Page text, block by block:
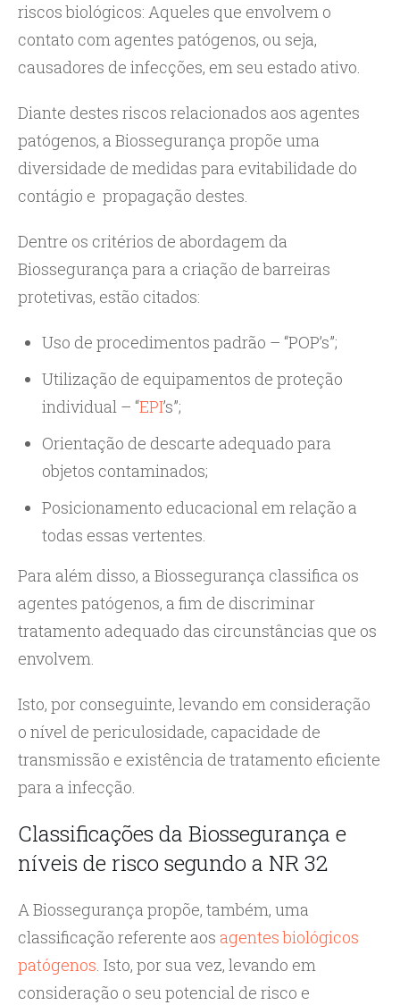
riscos biológicos: Aqueles que envolvem o
contato com agentes patógenos, ou seja,
causadores de infecções, em seu estado ativo.
Diante destes riscos relacionados aos agentes
patógenos, a Biossegurança propõe uma
diversidade de medidas para evitabilidade do
contágio e propagação destes.
Dentre os critérios de abordagem da
Biossegurança para a criação de barreiras
protetivas, estão citados:
Uso de procedimentos padrão – “POP’s”;
Utilização de equipamentos de proteção
individual – “EPI’s”;
Orientação de descarte adequado para
objetos contaminados;
Posicionamento educacional em relação a
todas essas vertentes.
Para além disso, a Biossegurança classifica os
agentes patógenos, a fim de discriminar
tratamento adequado das circunstâncias que os
envolvem.
Isto, por conseguinte, levando em consideração
o nível de periculosidade, capacidade de
transmissão e existência de tratamento eficiente
para a infecção.
Classificações da Biossegurança e
níveis de risco segundo a NR 32
A Biossegurança propõe, também, uma
classificação referente aos agentes biológicos
patógenos. Isto, por sua vez, levando em
consideração o seu potencial de risco e